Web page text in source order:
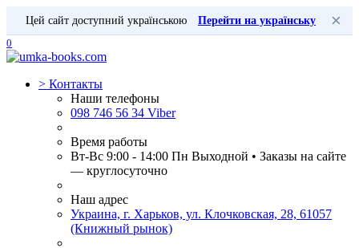
Цей сайт доступний українською Перейти на українську ×
0
> Контакты
Наши телефоны
098 746 56 34 Viber
Время работы
Вт-Вс 9:00 - 14:00 Пн Выходной • Заказы на сайте
— круглосуточно
Наш адрес
Украина, г. Харьков, ул. Клочковская, 28, 61057
(Книжный рынок)